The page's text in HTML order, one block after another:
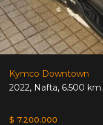
Kymco Downtown
2022, Nafta, 6.500 km.
$ 7.200.000